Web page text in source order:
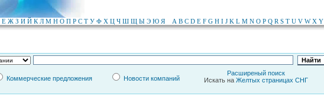
Е Ж З И Й К Л М Н О П Р С Т У Ф Х Ц Ч Ш Щ Ы Э Ю Я A B C D E F G H I J K L M N O P Q R S T U V W X Y
Коммерческие предложения Новости компаний
Расширеный поиск
Искать на Желтых страницах СНГ